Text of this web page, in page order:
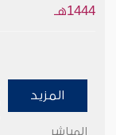
1444هـ
المزيد
المباشر